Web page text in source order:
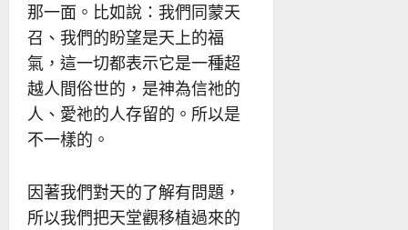
那一面。比如說：我們同蒙天
召、我們的盼望是天上的福
氣，這一切都表示它是一種超
越人間俗世的，是神為信祂的
人、愛祂的人存留的。所以是
不一樣的。
因著我們對天的了解有問題，
所以我們把天堂觀移植過來的